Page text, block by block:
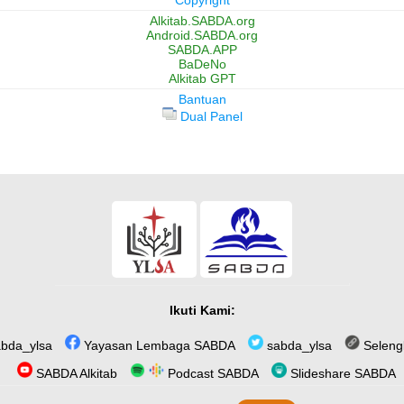
Alkitab.SABDA.org
Android.SABDA.org
SABDA.APP
BaDeNo
Alkitab GPT
Bantuan
Dual Panel
Ikuti Kami:
Yayasan Lembaga SABDA sabda_ylsa
SABDA Alkitab
Podcast SABDA Slideshare SABDA